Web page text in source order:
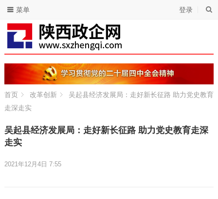
登录
菜单
首页 改革创新
吴起县经济发展局：走好新长征路 助力党史教育
走深走实
吴起县经济发展局：走好新长征路 助力党史教育走深
走实
2021年12月4日 7:55